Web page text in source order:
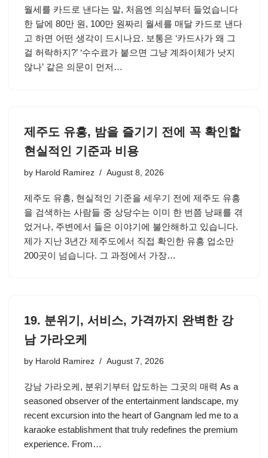
월세를 카드로 낸다는 말, 처음엔 의심부터 들었습니다
한 달에 80만 원, 100만 원짜리 월세를 매달 카드로 낸다
고 하면 어떤 생각이 드시나요. 보통은 ‘카드사가 왜 그
걸 허락하지?’ ‘수수료가 붙으면 그냥 계좌이체가 낫지
않나’ 같은 의문이 먼저…
제주도 유흥, 밤을 즐기기 전에 꼭 확인할
현실적인 기준과 비용
by Harold Ramirez August 8, 2026
제주도 유흥, 현실적인 기준을 세우기 전에 제주도 유흥
을 검색하는 사람들 중 상당수는 이미 한 번쯤 낭패를 겪
었거나, 주변에서 들은 이야기에 불안해하고 있습니다.
제가 지난 3년간 제주도에서 직접 확인한 유흥 업소만
200곳이 넘습니다. 그 과정에서 가장…
19. 분위기, 서비스, 가격까지 완벽한 강
남 가라오케
by Harold Ramirez August 7, 2026
강남 가라오케, 분위기부터 압도하는 그곳의 매력 As a
seasoned observer of the entertainment landscape, my
recent excursion into the heart of Gangnam led me to a
karaoke establishment that truly redefines the premium
experience. From…